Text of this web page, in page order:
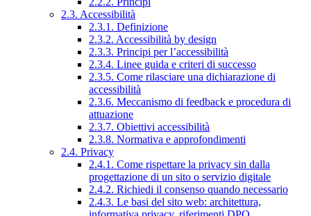
2.3. Accessibilità
2.3.1. Definizione
2.3.2. Accessibilità by design
2.3.3. Principi per l’accessibilità
2.3.4. Linee guida e criteri di successo
2.3.5. Come rilasciare una dichiarazione di
accessibilità
2.3.6. Meccanismo di feedback e procedura di
attuazione
2.3.7. Obiettivi accessibilità
2.3.8. Normativa e approfondimenti
2.4. Privacy
2.4.1. Come rispettare la privacy sin dalla
progettazione di un sito o servizio digitale
2.4.2. Richiedi il consenso quando necessario
2.4.3. Le basi del sito web: architettura,